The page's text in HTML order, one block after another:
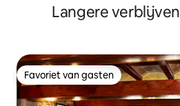
Langere
Favoriet van gasten
Favoriet van gasten